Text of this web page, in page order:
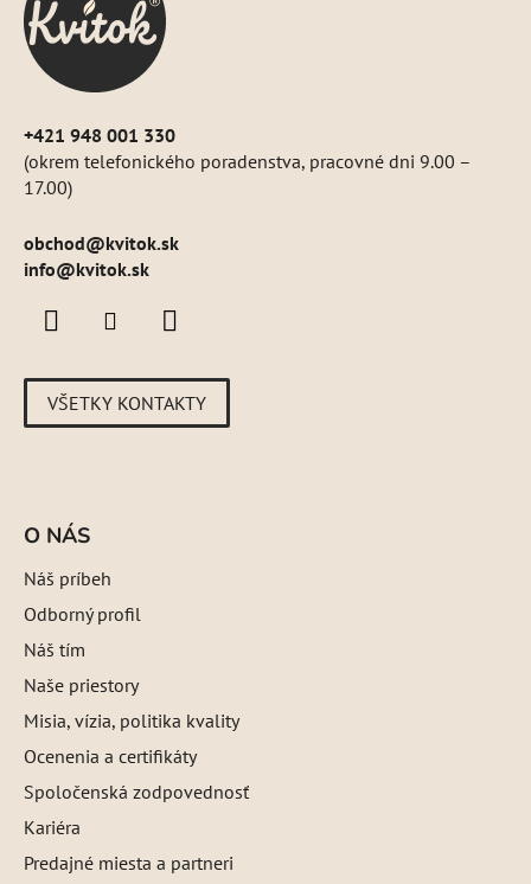
+421 948 001 330
(okrem telefonického poradenstva, pracovné dni 9.00 –
17.00)
obchod@kvitok.sk
info@kvitok.sk
VŠETKY KONTAKTY
O NÁS
Náš príbeh
Odborný profil
Náš tím
Naše priestory
Misia, vízia, politika kvality
Ocenenia a certifikáty
Spoločenská zodpovednosť
Kariéra
Predajné miesta a partneri